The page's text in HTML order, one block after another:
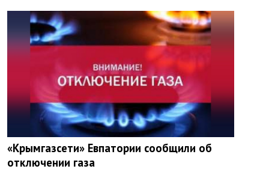
«Крымгазсети» Евпатории сообщили об
отключении газа